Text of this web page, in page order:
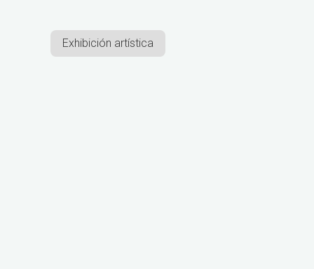
Exhibición artística